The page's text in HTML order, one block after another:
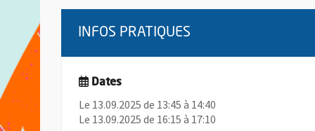
INFOS PRATIQUES
Dates
Le 13.09.2025 de 13:45 à 14:40
Le 13.09.2025 de 16:15 à 17:10